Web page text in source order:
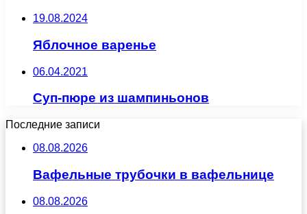
19.08.2024
Яблочное варенье
06.04.2021
Суп-пюре из шампиньонов
Последние записи
08.08.2026
Вафельные трубочки в вафельнице
08.08.2026